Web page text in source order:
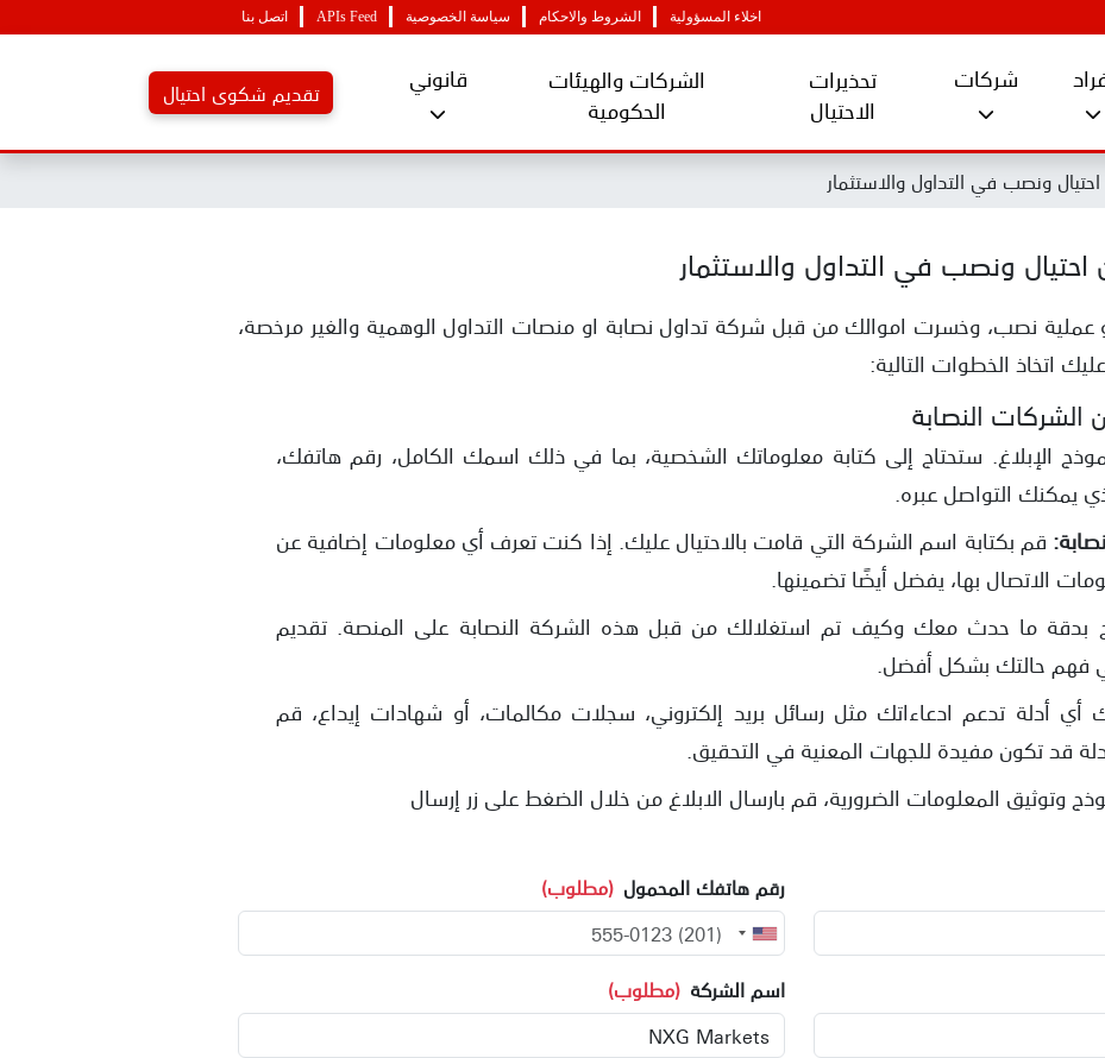
اخلاء المسؤولية الشروط والاحكام سياسة الخصوصية APIs Feed اتصل بنا
شركات تحذيرات
الاحتيال
الشركات والهيئات
الحكومية
قانوني تقديم شكوى احتيال
ونصب في التداول والاستثمار
ونصب في التداول والاستثمار
عملية نصب، وخسرت اموالك من قبل شركة تداول نصابة او منصات التداول الوهمية والغير مرخصة،
اتخاذ الخطوات التالية:
النصابة
الإبلاغ. ستحتاج إلى كتابة معلوماتك الشخصية، بما في ذلك اسمك الكامل، رقم هاتفك،
يمكنك التواصل عبره.
قم بكتابة اسم الشركة التي قامت بالاحتيال عليك. إذا كنت تعرف أي معلومات إضافية عن
الاتصال بها، يفضل أيضًا تضمينها.
بدقة ما حدث معك وكيف تم استغلالك من قبل هذه الشركة النصابة على المنصة. تقديم
فهم حالتك بشكل أفضل.
أي أدلة تدعم ادعاءاتك مثل رسائل بريد إلكتروني، سجلات مكالمات، أو شهادات إيداع، قم
قد تكون مفيدة للجهات المعنية في التحقيق.
وتوثيق المعلومات الضرورية، قم بارسال الابلاغ من خلال الضغط على زر إرسال
رقم هاتفك المحمول (مطلوب)
اسم الشركة (مطلوب)